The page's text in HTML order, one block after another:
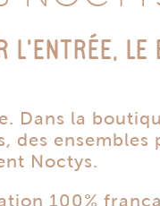
L’ENTRÉE, LE
Dans la
ensembles
Noctys.
100%